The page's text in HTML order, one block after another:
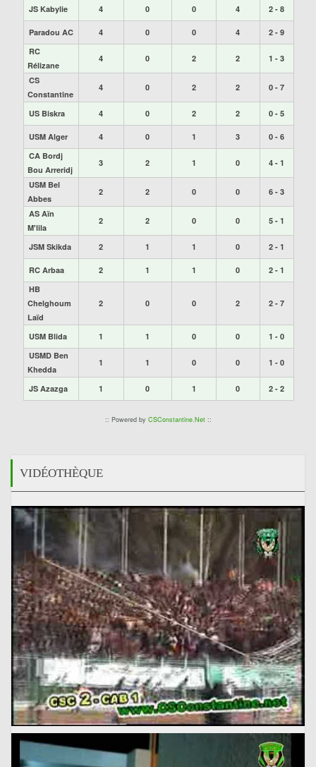
JS Kabylie 4 0 0 4 2 - 8
Paradou AC 4 0 0 4
2 - 9
RC
Rélizane
4 0 2 2 1 - 3
CS
Constantine
4 0 2 2 0 - 7
US Biskra 4 0 2 2 0 - 5
USM Alger 4 0 1 3
0 - 6
CA Bordj
Bou Arreridj
3 2 1 0 4 - 1
USM Bel
Abbes
2 2 0 0 6 - 3
AS Aïn
M'lila
2 2 0 0 5 - 1
JSM Skikda 2 1 1 0 2 - 1
RC Arbaa 2 1 1 0
2 - 1
HB
Chelghoum
Laïd
2 0 0 2 2 - 7
USM Blida 1 1 0 0
1 - 0
USMD Ben
Khedda
1 1 0 0 1 - 0
JS Azazga 1 0 1 0 2 - 2
:: Powered by CSConstantine.Net::
VIDÉOTHÈQUE